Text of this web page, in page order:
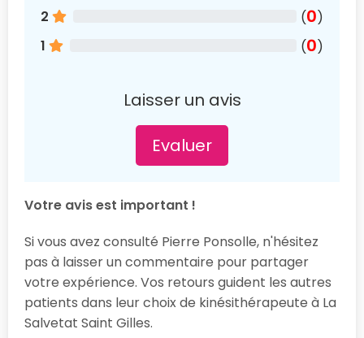
2
(0)
1
(0)
Laisser un avis
Evaluer
Votre avis est important !
Si vous avez consulté Pierre Ponsolle, n'hésitez
pas à laisser un commentaire pour partager
votre expérience. Vos retours guident les autres
patients dans leur choix de kinésithérapeute à La
Salvetat Saint Gilles.